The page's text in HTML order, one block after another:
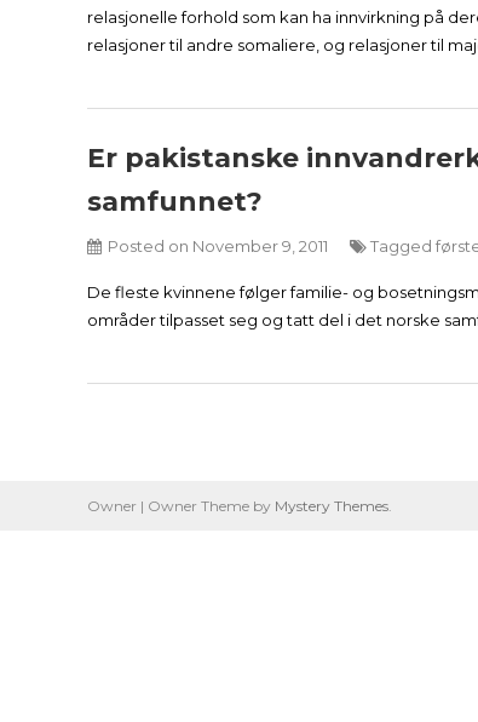
relasjonelle forhold som kan ha innvirkning på
relasjoner til andre somaliere, og relasjoner til
Er pakistanske
samfunnet?
Posted on November 9, 2011 Tagged
De fleste kvinnene følger familie- og
områder tilpasset seg og tatt del i det norske
Owner | Owner Theme by Mystery Themes.